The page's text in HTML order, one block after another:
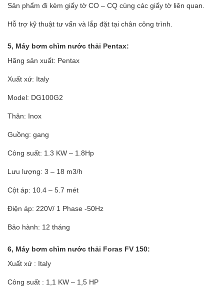
Sản phẩm đi kèm giấy tờ CO – CQ cùng các giấy tờ liên quan.
Hỗ trợ kỹ thuật tư vấn và lắp đặt tại chân công trình.
5, Máy bơm chìm nước thải Pentax:
Hãng sản xuất: Pentax
Xuất xứ: Italy
Model: DG100G2
Thân: Inox
Guồng: gang
Công suất: 1.3 KW – 1.8Hp
Lưu lượng: 3 – 18 m3/h
Cột áp: 10.4 – 5.7 mét
Điện áp: 220V/ 1 Phase -50Hz
Bảo hành: 12 tháng
6, Máy bơm chìm nước thải Foras FV 150:
Xuất xứ : Italy
Công suất : 1,1 KW – 1,5 HP